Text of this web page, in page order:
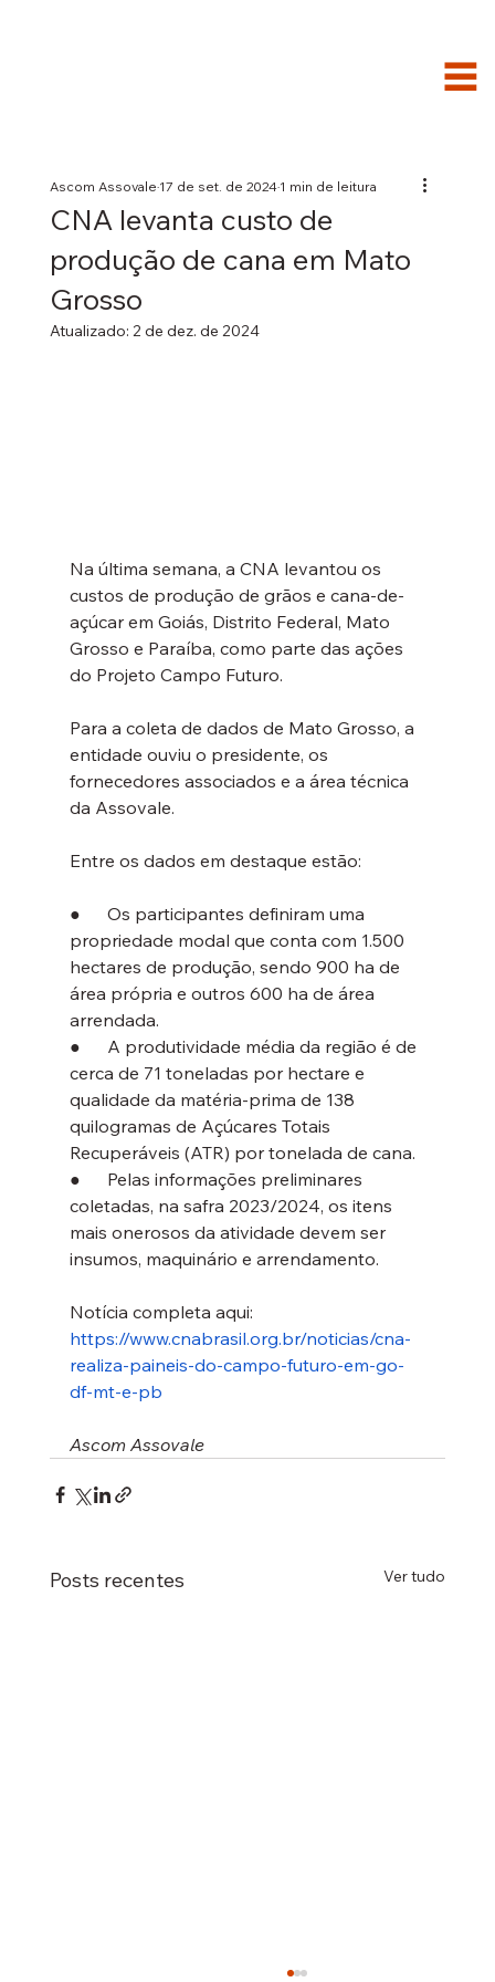
CNA levanta custo de
produção de cana em Mato
Grosso
Ascom Assovale17 de set. de 20241 min de leitura
Atualizado: 2 de dez. de 2024
Na última semana, a CNA levantou os
custos de produção de grãos e cana-de-
açúcar em Goiás, Distrito Federal, Mato
Grosso e Paraíba, como parte das ações
do Projeto Campo Futuro.
Para a coleta de dados de Mato Grosso, a
entidade ouviu o presidente, os
fornecedores associados e a área técnica
da Assovale.
Entre os dados em destaque estão:
●      Os participantes definiram uma
propriedade modal que conta com 1.500
hectares de produção, sendo 900 ha de
área própria e outros 600 ha de área
arrendada.
●      A produtividade média da região é de
cerca de 71 toneladas por hectare e
qualidade da matéria-prima de 138
quilogramas de Açúcares Totais
Recuperáveis (ATR) por tonelada de cana.
●      Pelas informações preliminares
coletadas, na safra 2023/2024, os itens
mais onerosos da atividade devem ser
insumos, maquinário e arrendamento.
Notícia completa aqui:
https://www.cnabrasil.org.br/noticias/cna-
realiza-paineis-do-campo-futuro-em-go-
df-mt-e-pb
Ascom Assovale
Posts recentes Ver tudo